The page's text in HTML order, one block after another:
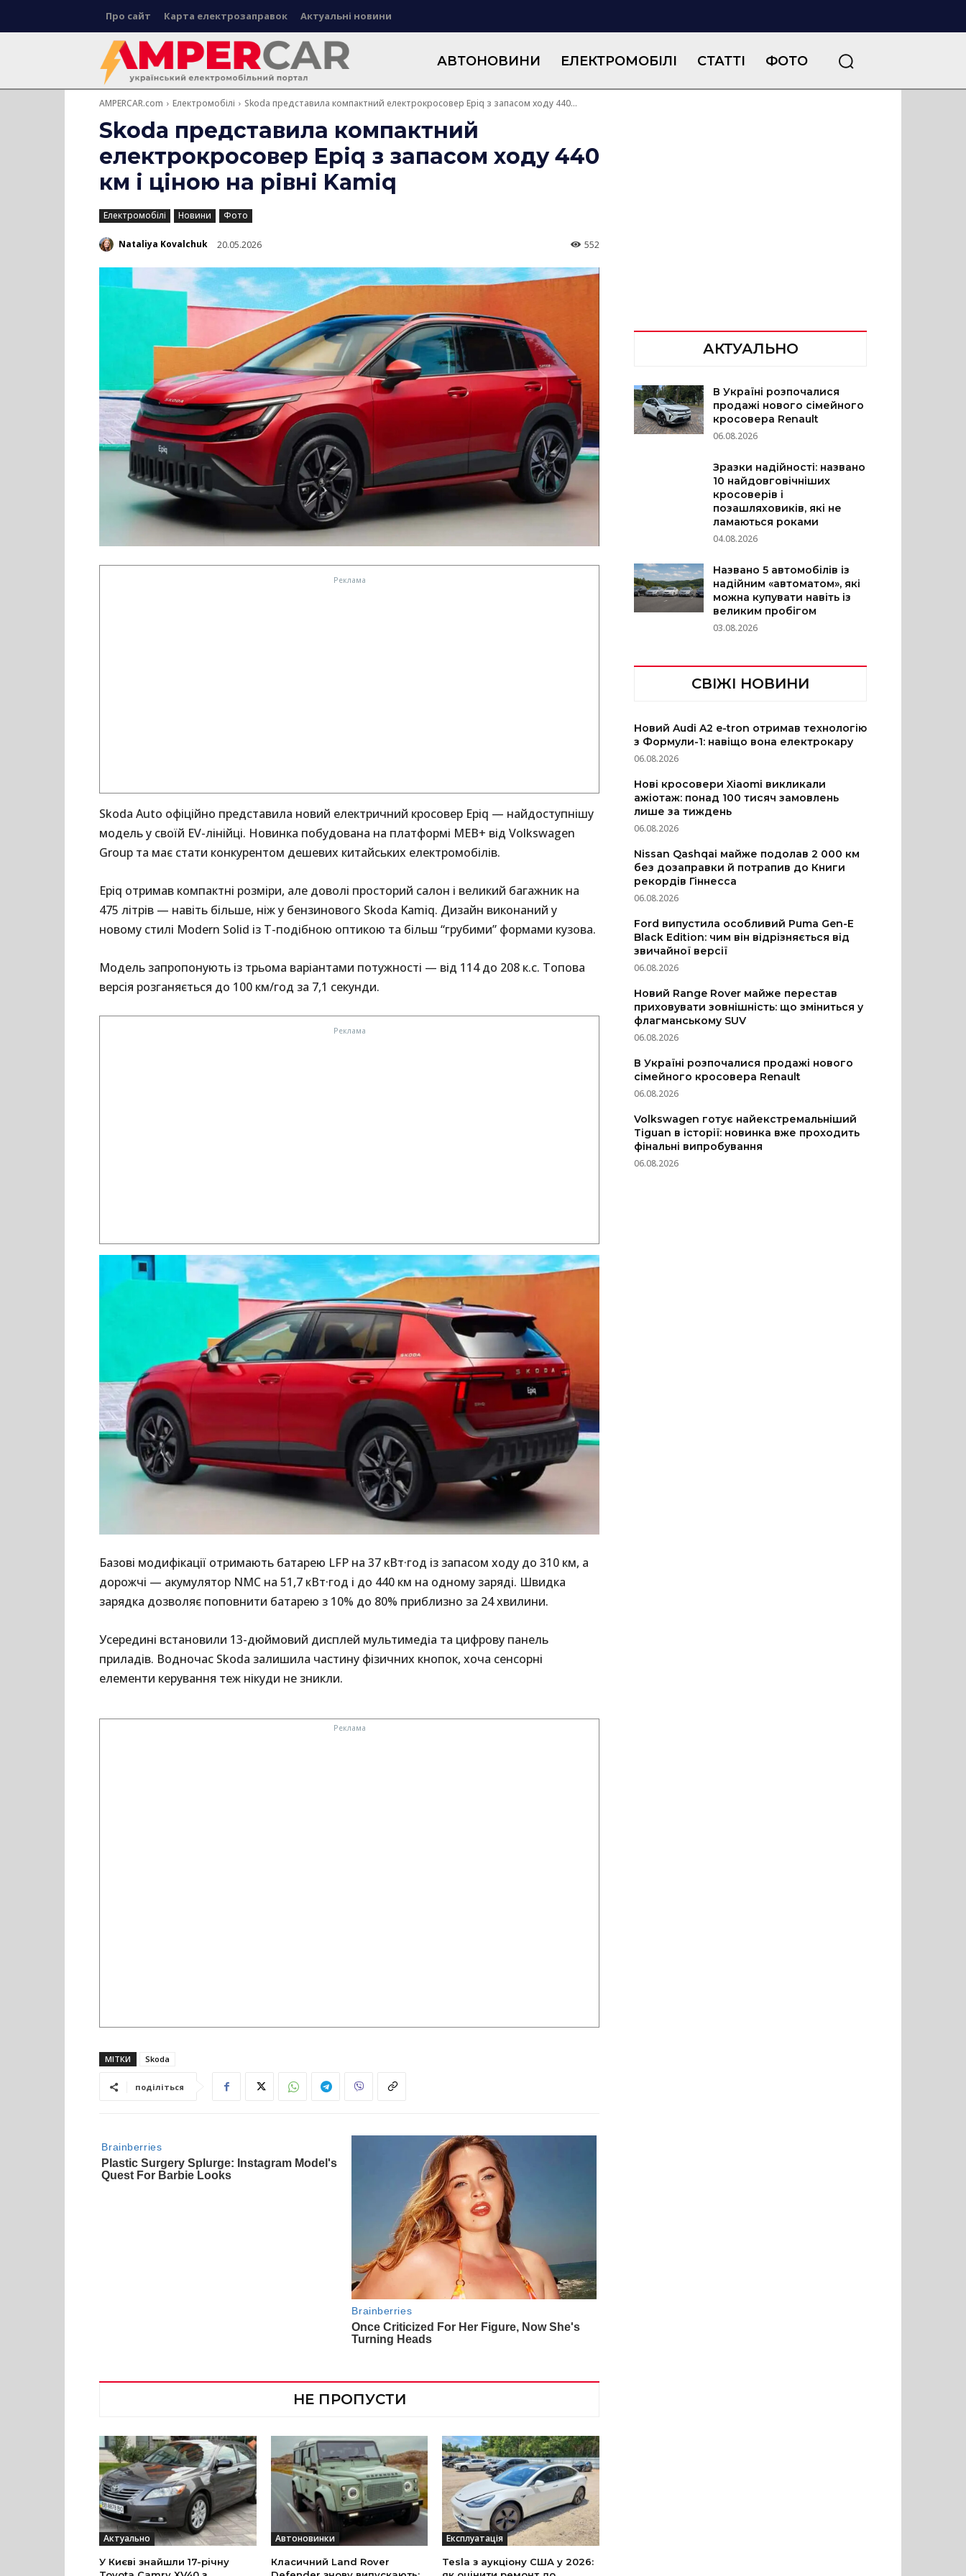
Про сайт Карта електрозаправок Актуальні новини
АВТОНОВИНИ ЕЛЕКТРОМОБІЛІ СТАТТІ ФОТО
AMPERCAR.com Електромобілі Skoda представила компактний електрокросовер Epiq з запасом ходу 440...
Skoda представила компактний
електрокросовер Epiq з запасом ходу 440
км і ціною на рівні Kamiq
Електромобілі Новини Фото
Nataliya Kovalchuk 20.05.2026 552
Skoda Auto офіційно представила новий електричний кросовер Epiq — найдоступнішу
модель у своїй EV-лінійці. Новинка побудована на платформі MEB+ від Volkswagen
Group та має стати конкурентом дешевих китайських електромобілів.
Epiq отримав компактні розміри, але доволі просторий салон і великий багажник на
475 літрів — навіть більше, ніж у бензинового Skoda Kamiq. Дизайн виконаний у
новому стилі Modern Solid із Т-подібною оптикою та більш “грубими” формами кузова.
Модель запропонують із трьома варіантами потужності — від 114 до 208 к.с. Топова
версія розганяється до 100 км/год за 7,1 секунди.
Базові модифікації отримають батарею LFP на 37 кВт·год із запасом ходу до 310 км, а
дорожчі — акумулятор NMC на 51,7 кВт·год і до 440 км на одному заряді. Швидка
зарядка дозволяє поповнити батарею з 10% до 80% приблизно за 24 хвилини.
Усередині встановили 13-дюймовий дисплей мультимедіа та цифрову панель
приладів. Водночас Skoda залишила частину фізичних кнопок, хоча сенсорні
елементи керування теж нікуди не зникли.
МІТКИ Skoda
поділіться
НЕ ПРОПУСТИ
Актуально
У Києві знайшли 17-річну
Автоновинки
Класичний Land Rover
Експлуатація
Tesla з аукціону США у 2026:
АКТУАЛЬНО
В Україні розпочалися
продажі нового сімейного
кросовера Renault
06.08.2026
Зразки надійності: названо
10 найдовговічніших
кросоверів і
позашляховиків, які не
ламаються роками
04.08.2026
Названо 5 автомобілів із
надійним «автоматом», які
можна купувати навіть із
великим пробігом
03.08.2026
СВІЖІ НОВИНИ
Новий Audi A2 e-tron отримав технологію
з Формули-1: навіщо вона електрокару
06.08.2026
Нові кросовери Xiaomi викликали
ажіотаж: понад 100 тисяч замовлень
лише за тиждень
06.08.2026
Nissan Qashqai майже подолав 2 000 км
без дозаправки й потрапив до Книги
рекордів Гіннесса
06.08.2026
Ford випустила особливий Puma Gen-E
Black Edition: чим він відрізняється від
звичайної версії
06.08.2026
Новий Range Rover майже перестав
приховувати зовнішність: що зміниться у
флагманському SUV
06.08.2026
В Україні розпочалися продажі нового
сімейного кросовера Renault
06.08.2026
Volkswagen готує найекстремальніший
Tiguan в історії: новинка вже проходить
фінальні випробування
06.08.2026